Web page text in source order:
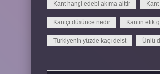
Kant hangi edebi akıma aittir
Kantçı düşünce nedir Kantın etik
Türkiyenin yüzde kaçı deist Ünlü